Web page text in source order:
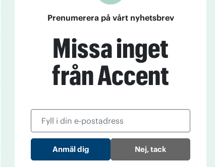
och nykterhet
21, 116 33 Stockholm
Barbro Janson Lundkvist,
In English
Läs tidigare
Prenumerera på vårt nyhetsbrev
Missa inget
från Accent
Nej, tack